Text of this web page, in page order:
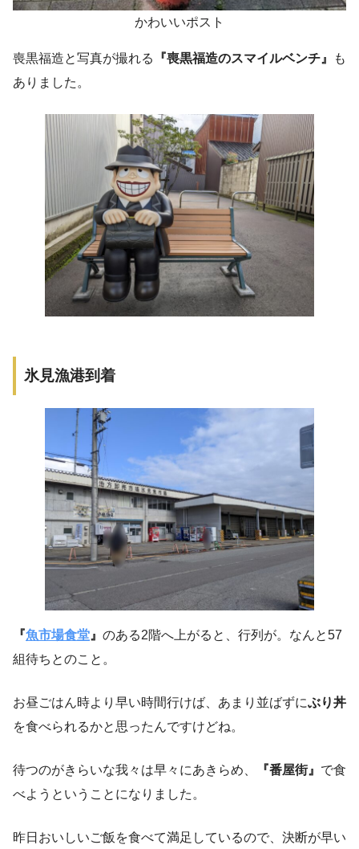
かわいいポスト
喪黒福造と写真が撮れる 『喪黒福造のスマイルベンチ』
も
ありました。
氷見漁港到着
『魚市場食堂 』 のある2階へ上がると、行列が。なんと57
組待ちとのこと。
お昼ごはん時より早い時間行けば、あまり並ばずにぶり丼
を食べられるかと思ったんですけどね。
待つのがきらいな我々は早々にあきらめ、 『番屋街』 で食
べようということになりました。
昨日おいしいご飯を食べて満足しているので、決断が早い